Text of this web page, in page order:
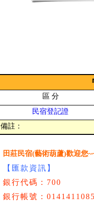
區 分
民宿登記證
備註：
田莊民宿(藝術葫蘆)歡迎您
【匯款資訊】
銀行代碼：700
銀行帳號：